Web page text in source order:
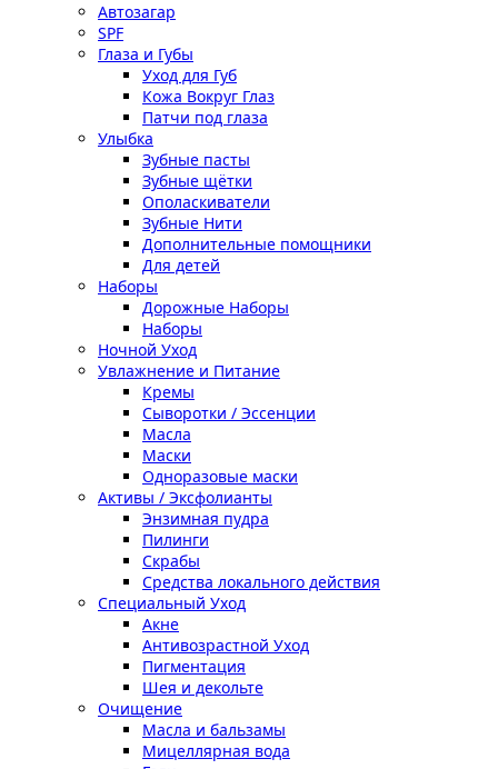
Автозагар
SPF
Глаза и Губы
Уход для Губ
Кожа Вокруг Глаз
Патчи под глаза
Улыбка
Зубные пасты
Зубные щётки
Ополаскиватели
Зубные Нити
Дополнительные помощники
Для детей
Наборы
Дорожные Наборы
Наборы
Ночной Уход
Увлажнение и Питание
Кремы
Сыворотки / Эссенции
Масла
Маски
Одноразовые маски
Активы / Эксфолианты
Энзимная пудра
Пилинги
Скрабы
Средства локального действия
Специальный Уход
Акне
Антивозрастной Уход
Пигментация
Шея и декольте
Очищение
Масла и бальзамы
Мицеллярная вода